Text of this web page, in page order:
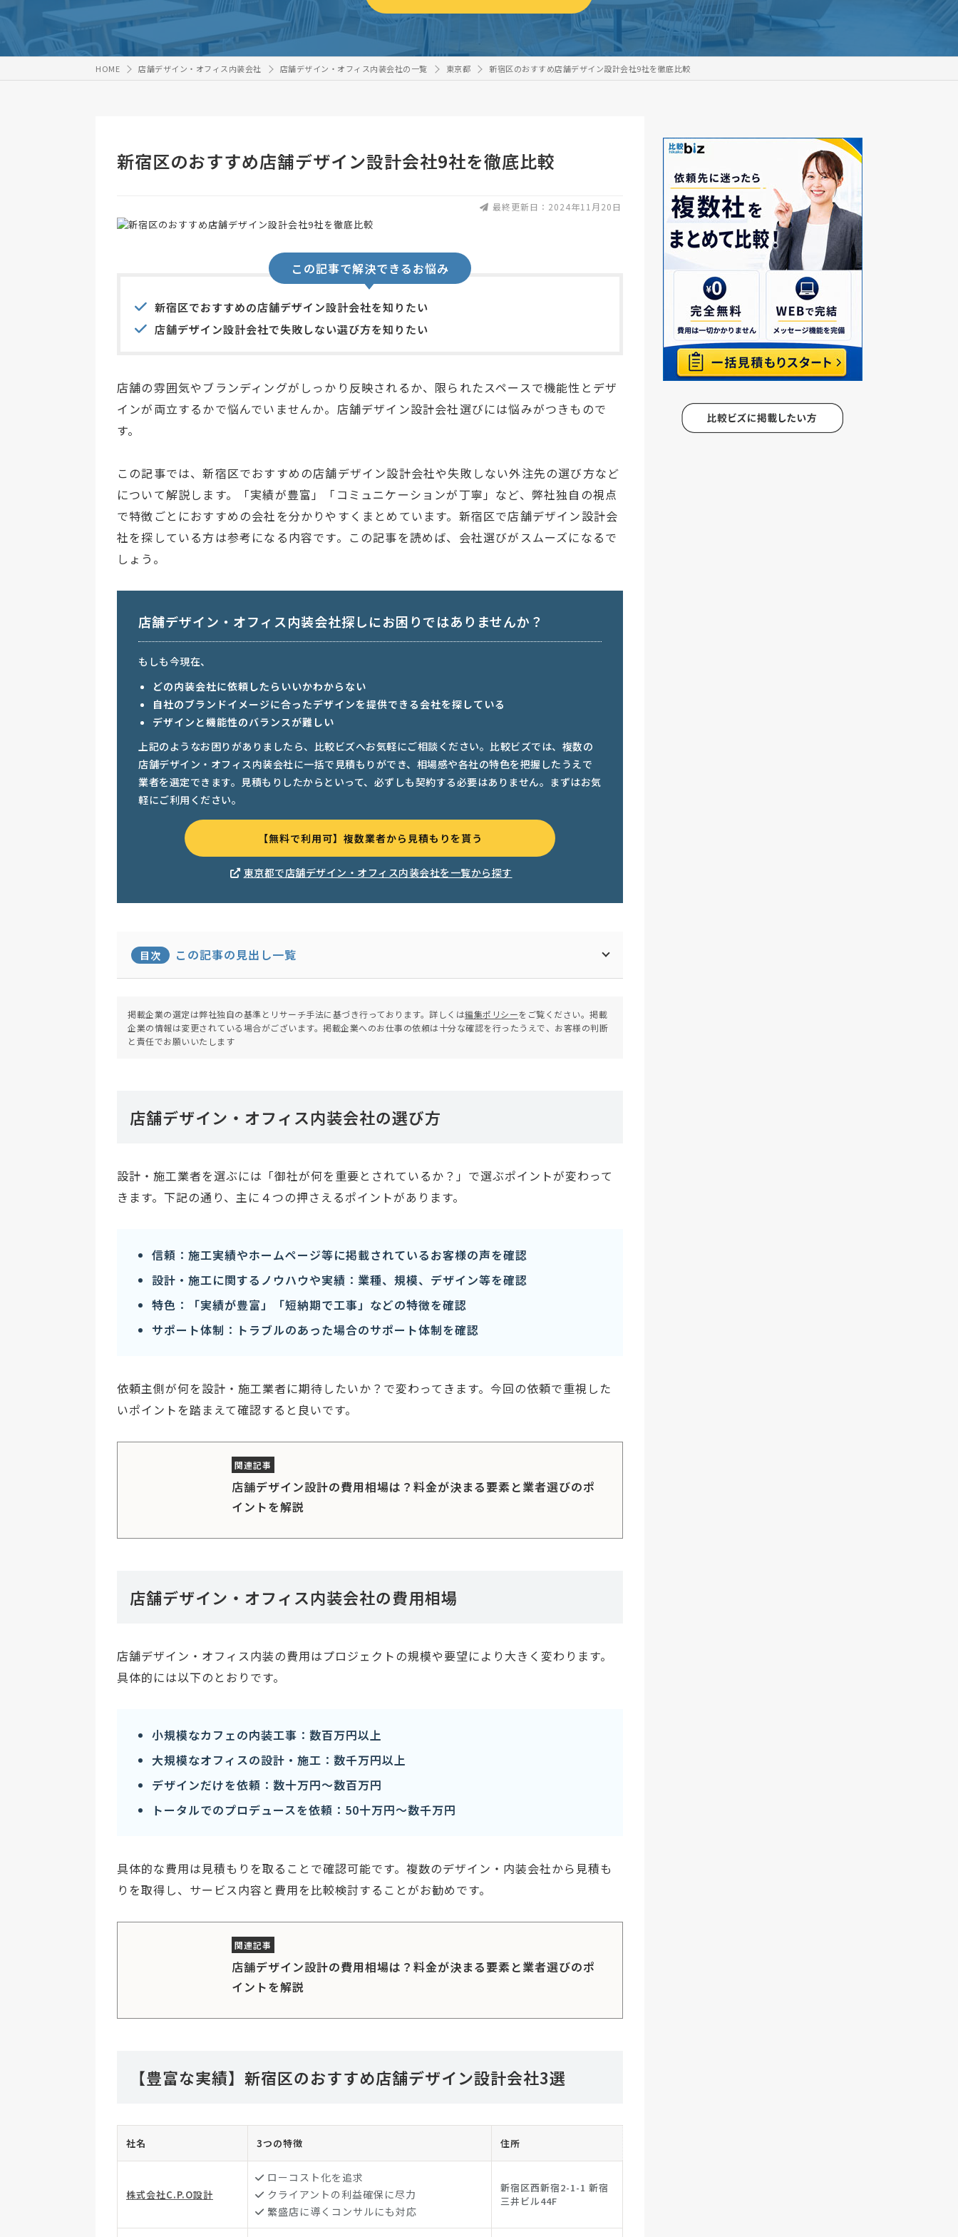
HOME 店舗デザイン・オフィス内装会社 店舗デザイン・オフィス内装会社の一覧 東京都 新宿区のおすすめ店舗デザイン設計会社9社を徹底比較
新宿区のおすすめ店舗デザイン設計会社9社を徹底比較
最終更新日：2024年11月20日
この記事で解決できるお悩み
新宿区でおすすめの店舗デザイン設計会社を知りたい
店舗デザイン設計会社で失敗しない選び方を知りたい
店舗の雰囲気やブランディングがしっかり反映されるか、限られたスペースで機能性とデザ
インが両立するかで悩んでいませんか。店舗デザイン設計会社選びには悩みがつきもので
す。
この記事では、新宿区でおすすめの店舗デザイン設計会社や失敗しない外注先の選び方など
について解説します。「実績が豊富」「コミュニケーションが丁寧」など、弊社独自の視点
で特徴ごとにおすすめの会社を分かりやすくまとめています。新宿区で店舗デザイン設計会
社を探している方は参考になる内容です。この記事を読めば、会社選びがスムーズになるで
しょう。
店舗デザイン・オフィス内装会社探しにお困りではありませんか？
もしも今現在、
どの内装会社に依頼したらいいかわからない
自社のブランドイメージに合ったデザインを提供できる会社を探している
デザインと機能性のバランスが難しい
上記のようなお困りがありましたら、比較ビズへお気軽にご相談ください。比較ビズでは、複数の
店舗デザイン・オフィス内装会社に一括で見積もりができ、相場感や各社の特色を把握したうえで
業者を選定できます。見積もりしたからといって、必ずしも契約する必要はありません。まずはお気
軽にご利用ください。
【無料で利用可】複数業者から見積もりを貰う
東京都で店舗デザイン・オフィス内装会社を一覧から探す
目次 この記事の見出し一覧
掲載企業の選定は弊社独自の基準とリサーチ手法に基づき行っております。詳しくは編集ポリシーをご覧ください。掲載
企業の情報は変更されている場合がございます。掲載企業へのお仕事の依頼は十分な確認を行ったうえで、お客様の判断
と責任でお願いいたします
店舗デザイン・オフィス内装会社の選び方
設計・施工業者を選ぶには「御社が何を重要とされているか？」で選ぶポイントが変わって
きます。下記の通り、主に４つの押さえるポイントがあります。
信頼：施工実績やホームページ等に掲載されているお客様の声を確認
設計・施工に関するノウハウや実績：業種、規模、デザイン等を確認
特色：「実績が豊富」「短納期で工事」などの特徴を確認
サポート体制：トラブルのあった場合のサポート体制を確認
依頼主側が何を設計・施工業者に期待したいか？で変わってきます。今回の依頼で重視した
いポイントを踏まえて確認すると良いです。
店舗デザイン設計の費用相場は？料金が決まる要素と業者選びのポ
イントを解説
店舗デザイン・オフィス内装会社の費用相場
店舗デザイン・オフィス内装の費用はプロジェクトの規模や要望により大きく変わります。
具体的には以下のとおりです。
小規模なカフェの内装工事：数百万円以上
大規模なオフィスの設計・施工：数千万円以上
デザインだけを依頼：数十万円〜数百万円
トータルでのプロデュースを依頼：50十万円〜数千万円
具体的な費用は見積もりを取ることで確認可能です。複数のデザイン・内装会社から見積も
りを取得し、サービス内容と費用を比較検討することがお勧めです。
店舗デザイン設計の費用相場は？料金が決まる要素と業者選びのポ
イントを解説
【豊富な実績】新宿区のおすすめ店舗デザイン設計会社3選
社名 3つの特徴 住所
株式会社C.P.O設計
ローコスト化を追求
クライアントの利益確保に尽力
繁盛店に導くコンサルにも対応
新宿区西新宿2-1-1 新宿
三井ビル44F